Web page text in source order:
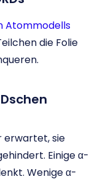
Atommodells
die Folie
erwartet, sie
Einige α-
Wenige α-